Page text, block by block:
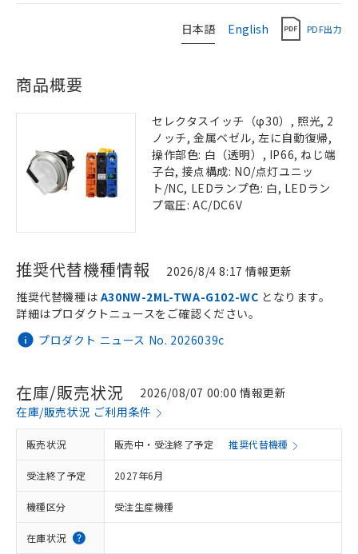
日本語 English PDF出力
商品概要
セレクタスイッチ（φ30）, 照光, 2
ノッチ, 金属ベゼル, 左に自動復帰,
操作部色: 白（透明）, IP66, ねじ端
子台, 接点構成: NO/点灯ユニッ
ト/NC, LEDランプ色: 白, LEDラン
プ電圧: AC/DC6V
推奨代替機種情報 2026/8/4 8:17 情報更新
プロダクト ニュース No. 2026039c
推奨代替機種は A30NW-2ML-TWA-G102-WC となります。
詳細はプロダクトニュースをご確認ください。
在庫/販売状況
2026/08/07 00:00 情報更新
在庫/販売状況 ご利用条件
販売状況 販売中・受注終了予定 推奨代替機種
受注終了予定 2027年6月
機種区分 受注生産機種
在庫状況